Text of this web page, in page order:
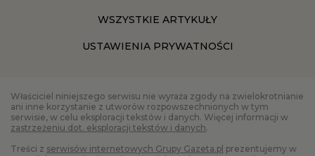
TRÓJMIASTO
WAŁBRZYCH
WARSZAWA
WSZYSTKIE ARTYKUŁY
USTAWIENIA PRYWATNOŚCI
Właściciel niniejszego serwisu nie wyraża zgody na zwielokrotnianie
ani inne korzystanie z utworów rozpowszechnionych w tym
serwisie, w celu eksploracji tekstów i danych. Więcej informacji w
zastrzeżeniu dot. eksploracji tekstów i danych.
Treści z serwisów internetowych Grupy Gazeta.pl prezentujemy w